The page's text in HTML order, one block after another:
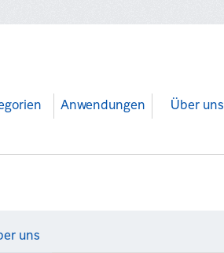
Anwendungen Über uns
uns